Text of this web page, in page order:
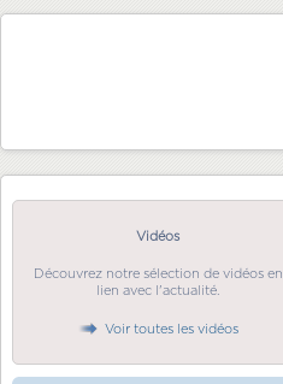
Vidéos
Découvrez notre sélection de vidéos en
lien avec l'actualité.
Voir toutes les vidéos